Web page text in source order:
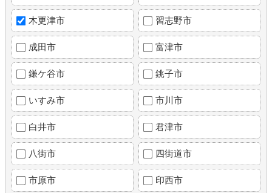
木更津市 習志野市
成田市 富津市
鎌ケ谷市 銚子市
いすみ市 市川市
白井市 君津市
八街市 四街道市
市原市 印西市